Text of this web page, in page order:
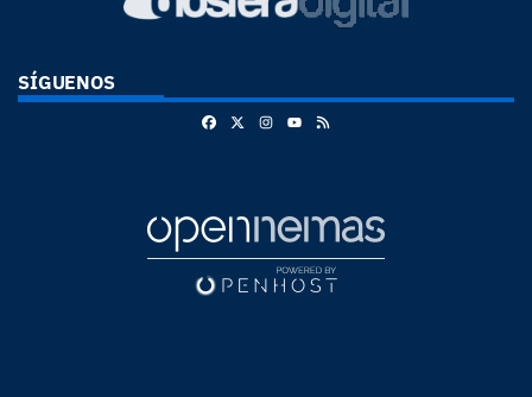
SÍGUENOS
FacebookInstagram